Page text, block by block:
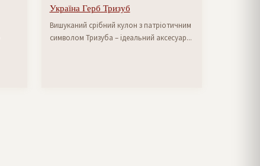
Україна Герб Тризуб
Вишуканий срібний кулон з патріотичним
символом Тризуба – ідеальний аксесуар...